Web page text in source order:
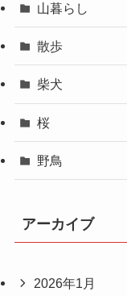
山暮らし
散歩
柴犬
桜
野鳥
アーカイブ
2026年1月